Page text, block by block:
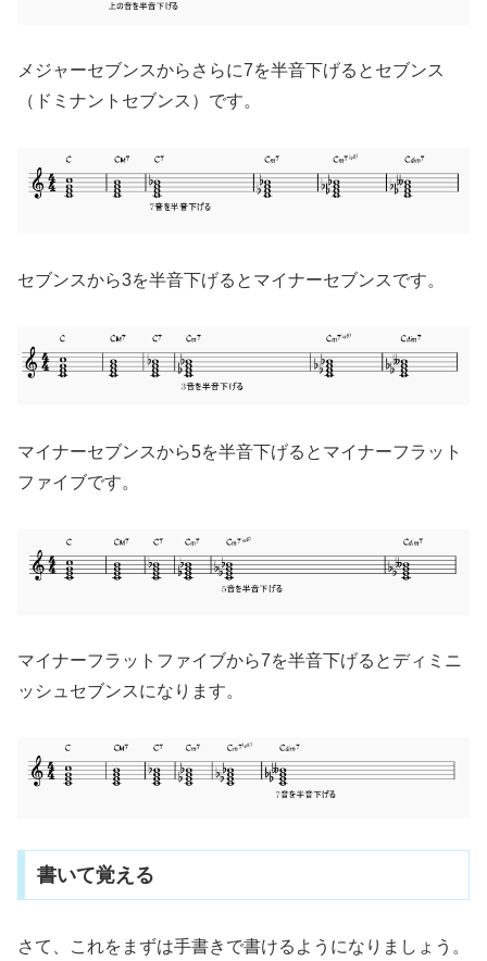
メジャーセブンスからさらに7を半音下げるとセブンス
（ドミナントセブンス）です。
セブンスから3を半音下げるとマイナーセブンスです。
マイナーセブンスから5を半音下げるとマイナーフラット
ファイブです。
マイナーフラットファイブから7を半音下げるとディミニ
ッシュセブンスになります。
書いて覚える
さて、これをまずは手書きで書けるようになりましょう。